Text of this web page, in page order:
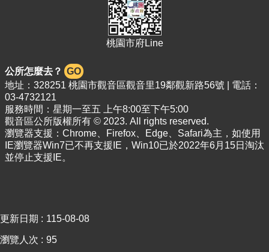
桃園市府Line
公所怎麼去？ GO
地址：328251 桃園市觀音區觀音里19鄰觀新路56號 | 電話：
03-4732121
服務時間：星期一至五 上午8:00至下午5:00
觀音區公所版權所有 © 2023. All rights reserved.
瀏覽器支援：Chrome、Firefox、Edge、Safari為主，如使用
IE瀏覽器Win7已不再支援IE，Win10已於2022年6月15日淘汰
並停止支援IE。
更新日期 115-08-08
瀏覽人次 95